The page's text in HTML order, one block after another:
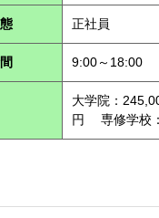
正社員
9:00～18:00
大学院：
円 専修学校